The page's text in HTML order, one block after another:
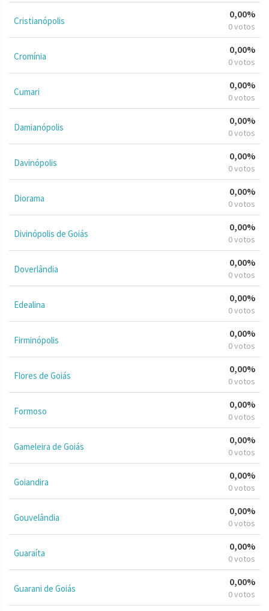
Cristianópolis
0,00%
0 votos
Cromínia
0,00%
0 votos
Cumari
0,00%
0 votos
Damianópolis
0,00%
0 votos
Davinópolis
0,00%
0 votos
Diorama
0,00%
0 votos
Divinópolis de Goiás
0,00%
0 votos
Doverlândia
0,00%
0 votos
Edealina
0,00%
0 votos
Firminópolis
0,00%
0 votos
Flores de Goiás
0,00%
0 votos
Formoso
0,00%
0 votos
Gameleira de Goiás
0,00%
0 votos
Goiandira
0,00%
0 votos
Gouvelândia
0,00%
0 votos
Guaraíta
0,00%
0 votos
Guarani de Goiás
0,00%
0 votos